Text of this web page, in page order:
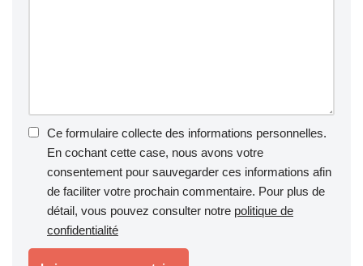
Ce formulaire collecte des informations personnelles.
En cochant cette case, nous avons votre
consentement pour sauvegarder ces informations afin
de faciliter votre prochain commentaire. Pour plus de
détail, vous pouvez consulter notre politique de
confidentialité